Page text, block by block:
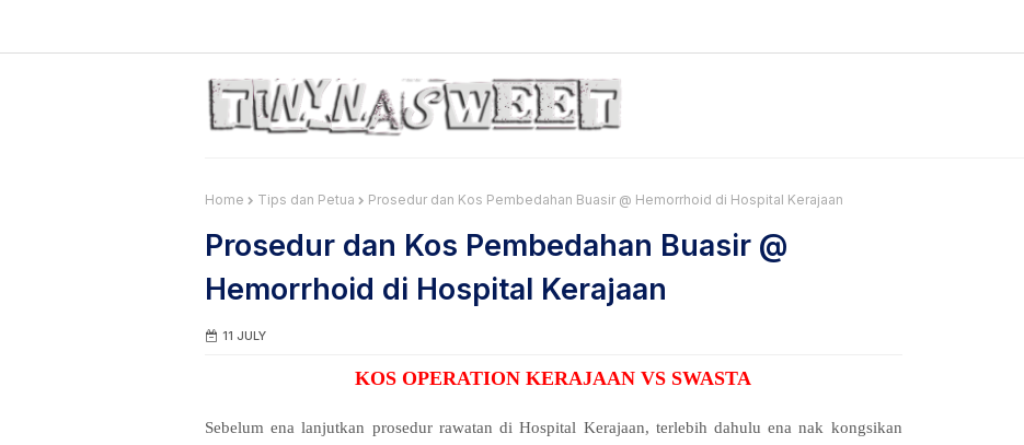
Home Tips dan Petua Prosedur dan Kos Pembedahan Buasir @ Hemorrhoid di Hospital Kerajaan
Prosedur dan Kos Pembedahan Buasir @
Hemorrhoid di Hospital Kerajaan
11 JULY
KOS OPERATION KERAJAAN VS SWASTA
Sebelum ena lanjutkan prosedur rawatan di Hospital Kerajaan, terlebih dahulu ena nak kongsikan